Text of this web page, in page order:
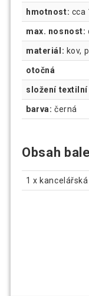
hmotnost: cca
max. nosnost:
materiál: kov,
otočná
složení textilní
barva: černá
Obsah
1 x